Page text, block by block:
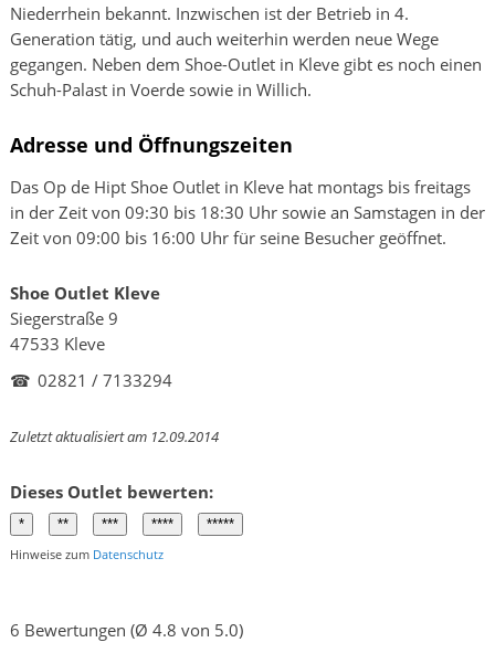
Niederrhein bekannt. Inzwischen ist der Betrieb in 4.
Generation tätig, und auch weiterhin werden neue Wege
gegangen. Neben dem Shoe-Outlet in Kleve gibt es noch einen
Schuh-Palast in Voerde sowie in Willich.
Adresse und Öffnungszeiten
Das Op de Hipt Shoe Outlet in Kleve hat montags bis freitags
in der Zeit von 09:30 bis 18:30 Uhr sowie an Samstagen in der
Zeit von 09:00 bis 16:00 Uhr für seine Besucher geöffnet.
Shoe Outlet Kleve
Siegerstraße 9
47533 Kleve
☎ 02821 / 7133294
Zuletzt aktualisiert am 12.09.2014
Dieses Outlet bewerten:
Hinweise zum Datenschutz
6 Bewertungen (Ø 4.8 von 5.0)